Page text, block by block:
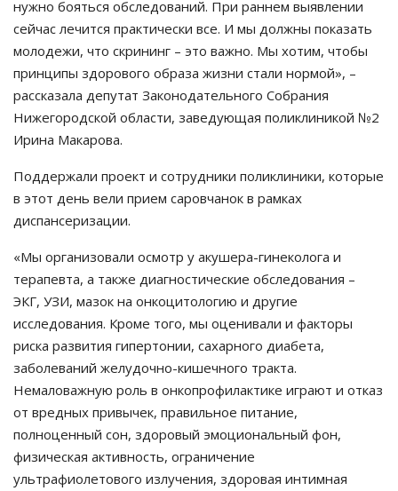
нужно бояться обследований. При раннем выявлении
сейчас лечится практически все. И мы должны показать
молодежи, что скрининг – это важно. Мы хотим, чтобы
принципы здорового образа жизни стали нормой», –
рассказала депутат Законодательного Собрания
Нижегородской области, заведующая поликлиникой №2
Ирина Макарова.
Поддержали проект и сотрудники поликлиники, которые
в этот день вели прием саровчанок в рамках
диспансеризации.
«Мы организовали осмотр у акушера-гинеколога и
терапевта, а также диагностические обследования –
ЭКГ, УЗИ, мазок на онкоцитологию и другие
исследования. Кроме того, мы оценивали и факторы
риска развития гипертонии, сахарного диабета,
заболеваний желудочно-кишечного тракта.
Немаловажную роль в онкопрофилактике играют и отказ
от вредных привычек, правильное питание,
полноценный сон, здоровый эмоциональный фон,
физическая активность, ограничение
ультрафиолетового излучения, здоровая интимная